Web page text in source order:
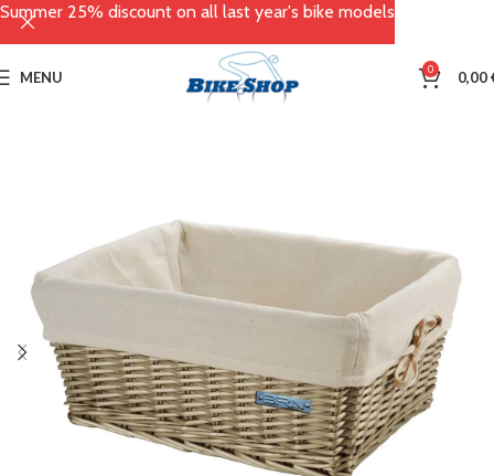
MENU 0 0,00
Summer 25% discount on all last year's bike models